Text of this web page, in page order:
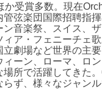
か受賞多数。現在
管弦楽団国際招聘指
音楽祭、スイス、ザ
ア・フェニーチェ
立劇場など世界の主
ーン、ローマ、ロ
場所で活躍してきた
ず、様々なジャン